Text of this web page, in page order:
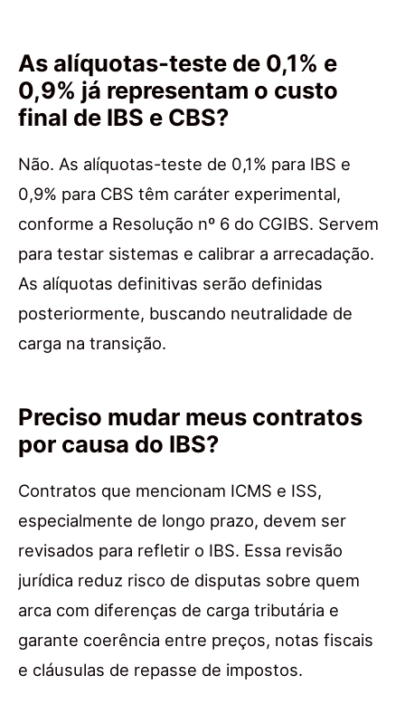
As alíquotas-teste de 0,1% e
0,9% já representam o custo
final de IBS e CBS?
Não. As alíquotas-teste de 0,1% para IBS e
0,9% para CBS têm caráter experimental,
conforme a Resolução nº 6 do CGIBS. Servem
para testar sistemas e calibrar a arrecadação.
As alíquotas definitivas serão definidas
posteriormente, buscando neutralidade de
carga na transição.
Preciso mudar meus contratos
por causa do IBS?
Contratos que mencionam ICMS e ISS,
especialmente de longo prazo, devem ser
revisados para refletir o IBS. Essa revisão
jurídica reduz risco de disputas sobre quem
arca com diferenças de carga tributária e
garante coerência entre preços, notas fiscais
e cláusulas de repasse de impostos.